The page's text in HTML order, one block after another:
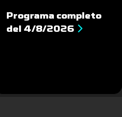
Programa completo
del 4/8/2026